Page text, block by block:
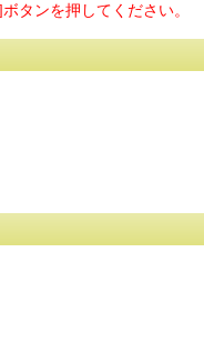
タンを押してください。